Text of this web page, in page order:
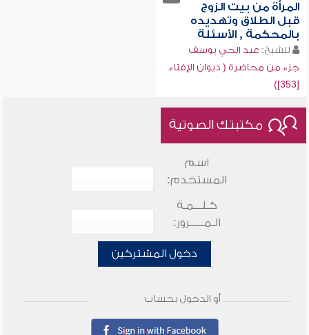
المرأة من بيت الزوج
قبل الطلاق وتهديده
بالمحكمة , الأسئلة
للشيخ: عبد الحي يوسف
جزء من محاضرة ( ديوان الإفتاء
[353])
مكتبتك الصوتية
اسم
المستخدم:
كـلـــمـة
الـمـــــرور:
دخول المشتركين
أو الدخول بحساب